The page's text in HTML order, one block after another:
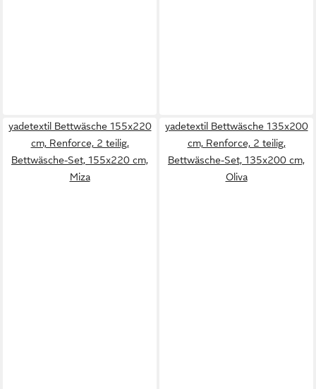
yadetextil Bettwäsche 155x220
cm, Renforce, 2 teilig,
Bettwäsche-Set, 155x220 cm,
Miza
yadetextil Bettwäsche 135x200
cm, Renforce, 2 teilig,
Bettwäsche-Set, 135x200 cm,
Oliva